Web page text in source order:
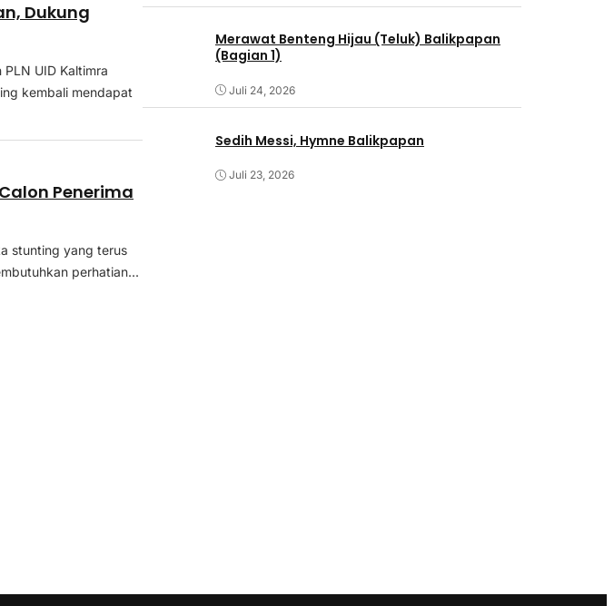
Dukung
PLN UID Kaltimra
kembali mendapat
Calon Penerima
stunting yang terus
perhatian...
Merawat Benteng Hijau (Teluk) Balikpapan
(Bagian 1)
Juli 24, 2026
Sedih Messi, Hymne Balikpapan
Juli 23, 2026